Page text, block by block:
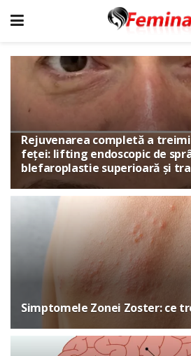
Rejuvenarea completă a
feței: lifting endoscopic de
blefaroplastie superioară și
Simptomele Zonei Zoster: ce